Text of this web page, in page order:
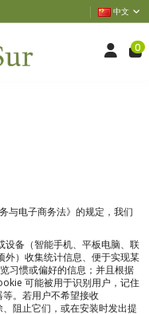
中文
0
与电子商务法》的规定，我们
备（智能手机、平板电脑、联
）收集统计信息、便于实现某
习惯或偏好的信息；并且根据
可能被用于识别用户，记住
。若用户不希望接收
阻止它们，或在安装时发出提